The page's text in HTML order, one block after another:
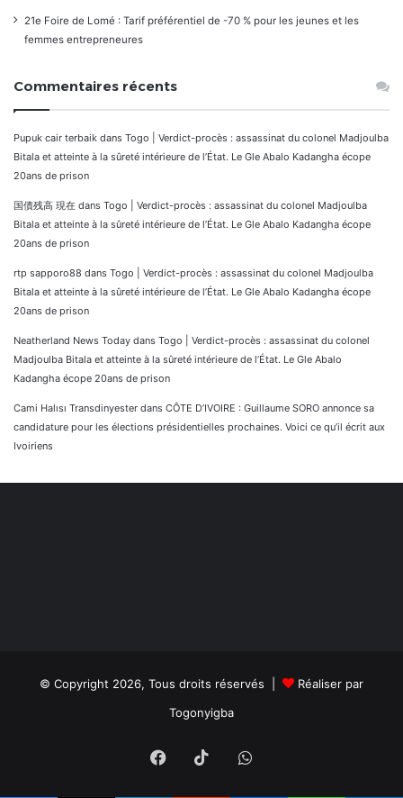
21e Foire de Lomé : Tarif préférentiel de -70 % pour les jeunes et les
femmes entrepreneures
Commentaires récents
Pupuk cair terbaik dans Togo | Verdict-procès : assassinat du colonel Madjoulba
Bitala et atteinte à la sûreté intérieure de l’État. Le Gle Abalo Kadangha écope
20ans de prison
国債残高 現在 dans Togo | Verdict-procès : assassinat du colonel Madjoulba
Bitala et atteinte à la sûreté intérieure de l’État. Le Gle Abalo Kadangha écope
20ans de prison
rtp sapporo88 dans Togo | Verdict-procès : assassinat du colonel Madjoulba
Bitala et atteinte à la sûreté intérieure de l’État. Le Gle Abalo Kadangha écope
20ans de prison
Neatherland News Today dans Togo | Verdict-procès : assassinat du colonel
Madjoulba Bitala et atteinte à la sûreté intérieure de l’État. Le Gle Abalo
Kadangha écope 20ans de prison
Cami Halısı Transdinyester dans CÔTE D’IVOIRE : Guillaume SORO annonce sa
candidature pour les élections présidentielles prochaines. Voici ce qu’il écrit aux
Ivoiriens
© Copyright 2026, Tous droits réservés |
Réaliser par
Togonyigba
Facebook
TikTokWhatsApp